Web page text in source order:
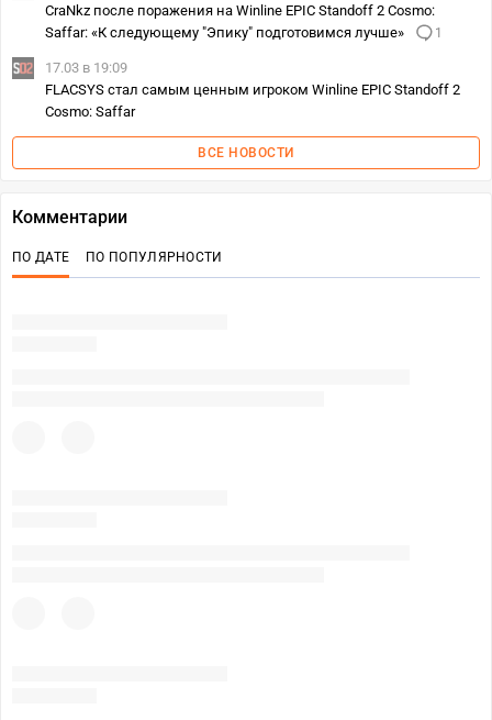
CraNkz после поражения на Winline EPIC Standoff 2 Cosmo:
Saffar: «К следующему "Эпику" подготовимся лучше»
1
17.03 в 19:09
FLACSYS стал самым ценным игроком Winline EPIC Standoff 2
Cosmo: Saffar
ВСЕ НОВОСТИ
Комментарии
ПО ДАТЕ ПО ПОПУЛЯРНОСТИ